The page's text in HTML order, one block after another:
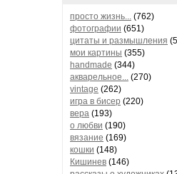
просто жизнь... (762)
фотографии (651)
цитаты и размышления
мои картины (355)
handmade (344)
акварельное... (270)
vintage (262)
игра в бисер (220)
вера (193)
о любви (190)
вязание (169)
кошки (148)
Кишинев (146)